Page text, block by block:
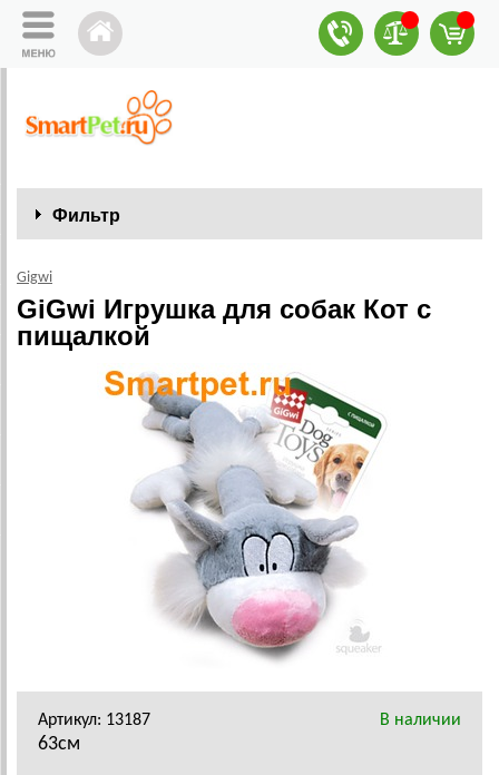
Фильтр
Gigwi
GiGwi Игрушка для собак Кот с
пищалкой
Артикул: 13187 В наличии
63см